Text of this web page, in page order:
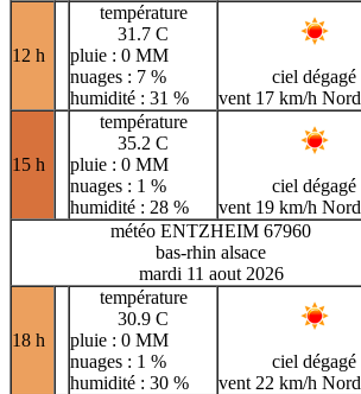
12 h
température
31.7 C
pluie : 0 MM
nuages : 7 %
humidité : 31 %
ciel dégagé
vent 17 km/h Nord
15 h
température
35.2 C
pluie : 0 MM
nuages : 1 %
humidité : 28 %
ciel dégagé
vent 19 km/h Nord
météo ENTZHEIM 67960
bas-rhin alsace
mardi 11 aout 2026
18 h
température
30.9 C
pluie : 0 MM
nuages : 1 %
humidité : 30 %
ciel dégagé
vent 22 km/h Nord